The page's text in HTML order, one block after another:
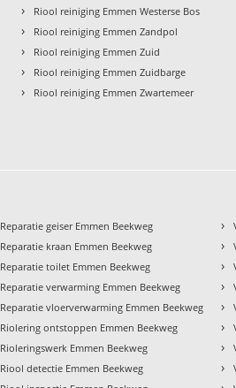
› Riool reiniging Emmen Westerse Bos
› Riool reiniging Emmen Zandpol
› Riool reiniging Emmen Zuid
› Riool reiniging Emmen Zuidbarge
› Riool reiniging Emmen Zwartemeer
Reparatie geiser Emmen Beekweg
Reparatie kraan Emmen Beekweg
Reparatie toilet Emmen Beekweg
Reparatie verwarming Emmen Beekweg
Reparatie vloerverwarming Emmen Beekweg
Riolering ontstoppen Emmen Beekweg
Rioleringswerk Emmen Beekweg
Riool detectie Emmen Beekweg
›
›
›
›
›
›
›
›